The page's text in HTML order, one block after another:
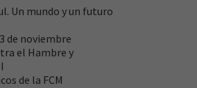
Un mundo y un futuro
de noviembre
el Hambre y
de la FCM
necesarias
funcione la
web.